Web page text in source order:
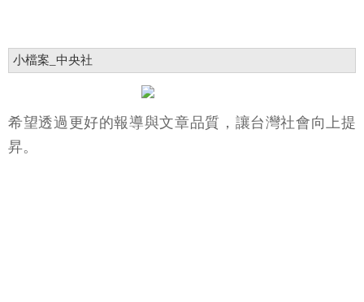
小檔案_中央社
希望透過更好的報導與文章品質，讓台灣社會向上提
昇。